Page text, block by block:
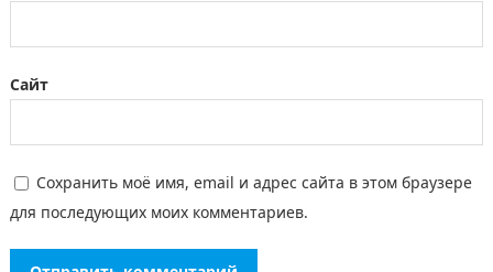
Сайт
Сохранить моё имя, email и адрес сайта в этом браузере
для последующих моих комментариев.